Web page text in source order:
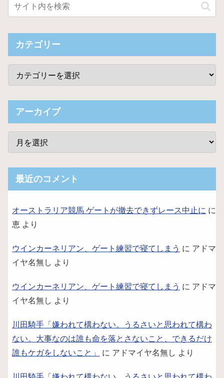
カテゴリー
アーカイブ
最近のコメント
オーストラリア競馬 ゲートが撤去できずレース中止に に
恵 より
ウインカーネリアン、ゲート練習で寝てしまう に アドマ
イヤ名無し より
ウインカーネリアン、ゲート練習で寝てしまう に アドマ
イヤ名無し より
川田騎手「嫌われて構わない。うるさいと思われて構わ
ない。大事なのは誰も命を落とさないこと、できるだけ
誰もケガをしないこと」
に アドマイヤ名無し より